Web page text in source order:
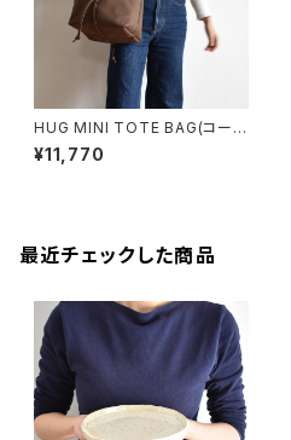
HUG MINI TOTE BAG(コーヒ
ー/ブラウン)
¥11,770
最近チェックした商品